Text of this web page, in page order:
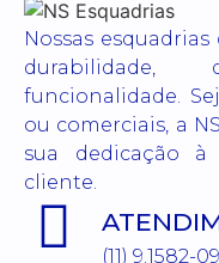
Nossas
funcionalidade.
ou comerciais, a
sua dedicação
cliente.
(11) 9.1582-